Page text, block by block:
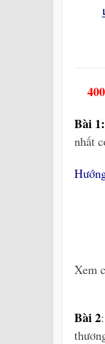
Bài 1:
nhất
Số
Số
Xem
Bài 2